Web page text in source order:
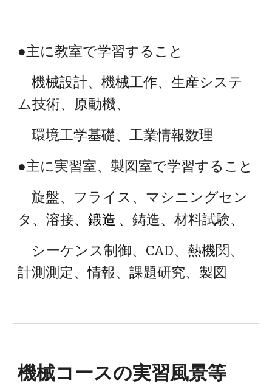
●主に教室で学習すること
機械設計、機械工作、生産システ
ム技術、原動機、
環境工学基礎、工業情報数理
●主に実習室、製図室で学習すること
旋盤、フライス、マシニングセン
タ、溶接、鍛造 、鋳造、材料試験、
シーケンス制御、CAD、熱機関、
計測測定、情報、課題研究、製図
機械コースの実習風景等